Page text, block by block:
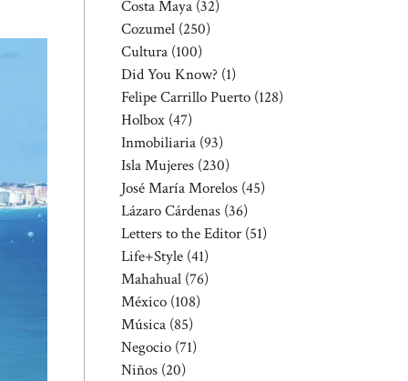
Costa Maya (32)
Cozumel (250)
Cultura (100)
Did You Know? (1)
Felipe Carrillo Puerto (128)
Holbox (47)
Inmobiliaria (93)
Isla Mujeres (230)
José María Morelos (45)
Lázaro Cárdenas (36)
Letters to the Editor (51)
Life+Style (41)
Mahahual (76)
México (108)
Música (85)
Negocio (71)
Niños (20)